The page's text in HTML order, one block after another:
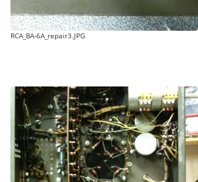
RCA_BA-6A_repair3.JPG